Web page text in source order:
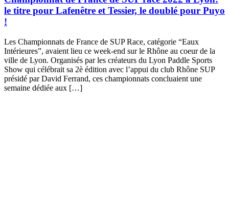
le titre pour Lafenêtre et Tessier, le doublé pour Puyo
!
Les Championnats de France de SUP Race, catégorie “Eaux
Intérieures”, avaient lieu ce week-end sur le Rhône au coeur de la
ville de Lyon. Organisés par les créateurs du Lyon Paddle Sports
Show qui célébrait sa 2è édition avec l’appui du club Rhône SUP
présidé par David Ferrand, ces championnats concluaient une
semaine dédiée aux […]